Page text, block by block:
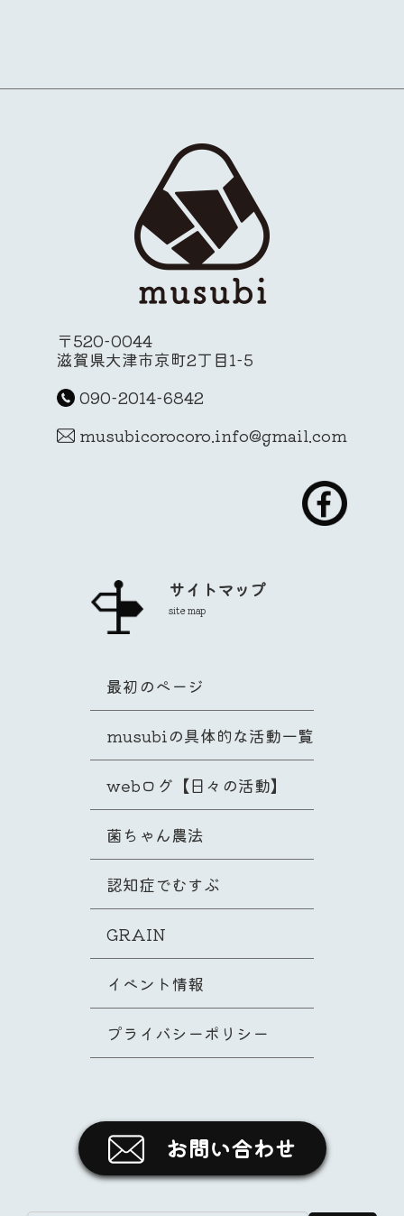
〒520-0044
滋賀県大津市京町2丁目1-5
090-2014-6842
musubicorocoro.info@gmail.com
サイトマップ
site map
最初のページ
musubiの具体的な活動一覧
webログ【日々の活動】
菌ちゃん農法
認知症でむすぶ
GRAIN
イベント情報
プライバシーポリシー
お問い合わせ